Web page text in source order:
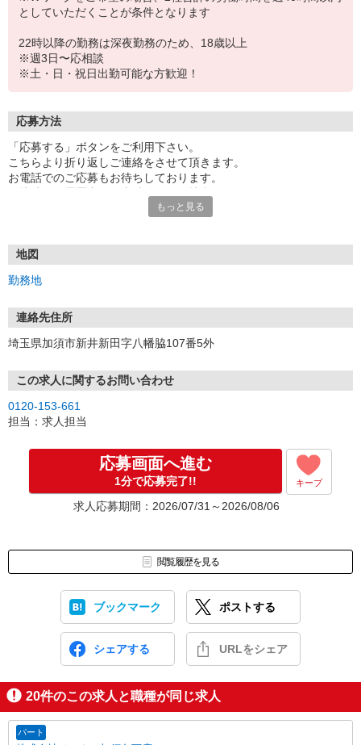
としていただくことが条件となります
22時以降の勤務は深夜勤務のため、18歳以上
※週3日〜応相談
※土・日・祝日出勤可能な方歓迎！
応募方法
「応募する」ボタンをご利用下さい。
こちらより折り返しご連絡をさせて頂きます。
お電話でのご応募もお待ちしております。
もっと見る
地図
勤務地
連絡先住所
埼玉県加須市新井新田字八幡脇107番5外
この求人に関するお問い合わせ
0120-153-661
担当：求人担当
応募画面へ進む
1分で応募完了!! キープ
求人応募期間：2026/07/31～2026/08/06
閲覧履歴を見る
ブックマーク ポストする
シェアする URLをシェア
20件のこの求人と職種が同じ求人
パート